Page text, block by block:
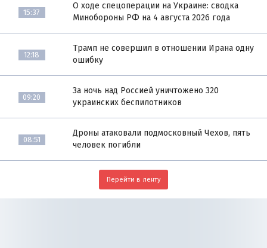
15:37
О ходе спецоперации на Украине: сводка
Минобороны РФ на 4 августа 2026 года
12:18
Трамп не совершил в отношении Ирана одну
ошибку
09:20
За ночь над Россией уничтожено 320
украинских беспилотников
08:51
Дроны атаковали подмосковный Чехов, пять
человек погибли
Перейти в ленту